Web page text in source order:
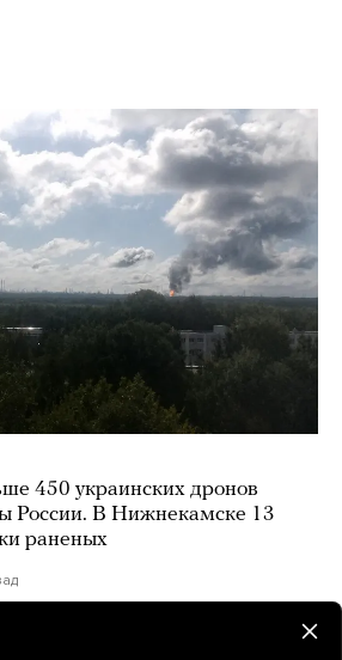
450 украинских дронов
России. В Нижнекамске 13
раненых
проголосовать